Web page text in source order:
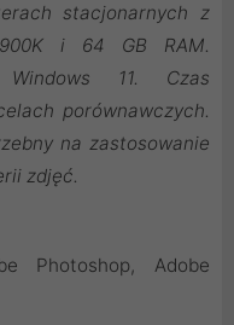
stacjonarnych z
i 64 GB RAM.
11. Czas
porównawczych.
na zastosowanie
zdjęć.
Photoshop, Adobe